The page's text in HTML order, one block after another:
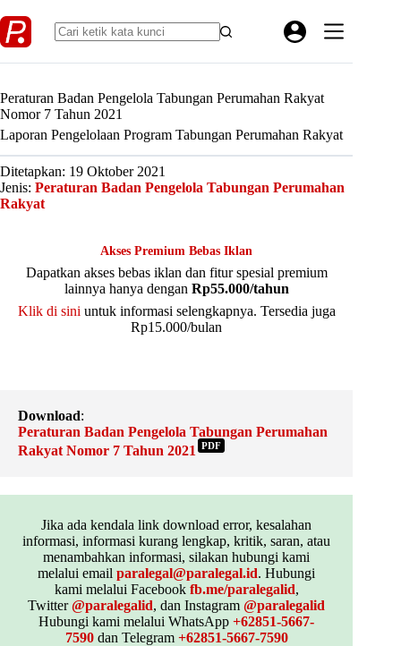
to
content
Peraturan Badan Pengelola Tabungan Perumahan Rakyat
Nomor 7 Tahun 2021
Laporan Pengelolaan Program Tabungan Perumahan Rakyat
Ditetapkan: 19 Oktober 2021
Jenis: Peraturan Badan Pengelola Tabungan Perumahan
Rakyat
Akses Premium Bebas Iklan
Dapatkan akses bebas iklan dan fitur spesial premium
lainnya hanya dengan Rp55.000/tahun
Klik di sini untuk informasi selengkapnya. Tersedia juga
Rp15.000/bulan
Download:
Peraturan Badan Pengelola Tabungan Perumahan
Rakyat Nomor 7 Tahun 2021
PDF
Jika ada kendala link download error, kesalahan
informasi, informasi kurang lengkap, kritik, saran, atau
menambahkan informasi, silakan hubungi kami
melalui emailparalegal@paralegal.id. Hubungi
kami melalui Facebook fb.me/paralegalid,
Twitter@paralegalid, dan Instagram@paralegalid
Hubungi kami melalui WhatsApp+62851-5667-
7590dan Telegram +62851-5667-7590